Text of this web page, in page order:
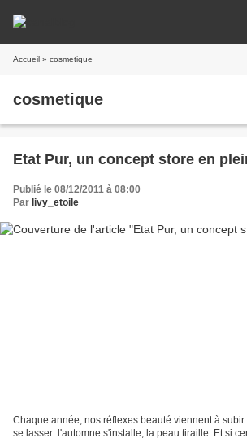
Accueil » cosmetique
cosmetique
Etat Pur, un concept store en
Publié le 08/12/2011 à 08:00
Par livy_etoile
Chaque année, nos réflexes beauté viennent à
se lasser: l'automne s'installe, la peau tiraille. Et si